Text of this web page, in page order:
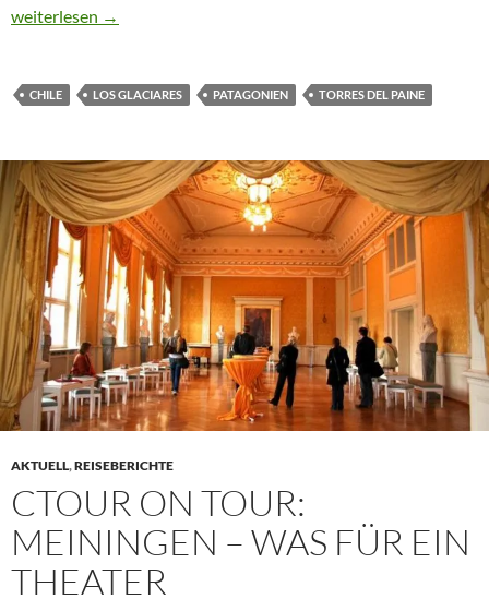
CTOUR on Tour: „Ich dachte, nirgendwo ist auch ein Ort!“
weiterlesen →
CHILE LOS GLACIARES PATAGONIEN TORRES DEL PAINE
AKTUELL,REISEBERICHTE
CTOUR ON TOUR:
MEININGEN – WAS FÜR EIN
THEATER